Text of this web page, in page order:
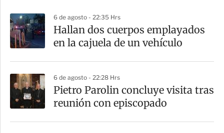
a
t
i
r
6 de agosto - 22:35 Hrs
Hallan dos cuerpos emplayados
en la cajuela de un vehículo
6 de agosto - 22:28 Hrs
Pietro Parolin concluye visita tras
reunión con episcopado